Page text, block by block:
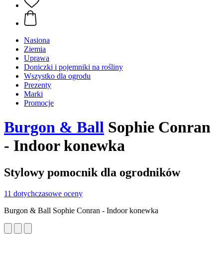
Nasiona
Ziemia
Uprawa
Doniczki i pojemniki na rośliny
Wszystko dla ogrodu
Prezenty
Marki
Promocje
Burgon & Ball Sophie Conran
- Indoor konewka
Stylowy pomocnik dla ogrodników
11 dotychczasowe oceny
Burgon & Ball Sophie Conran - Indoor konewka